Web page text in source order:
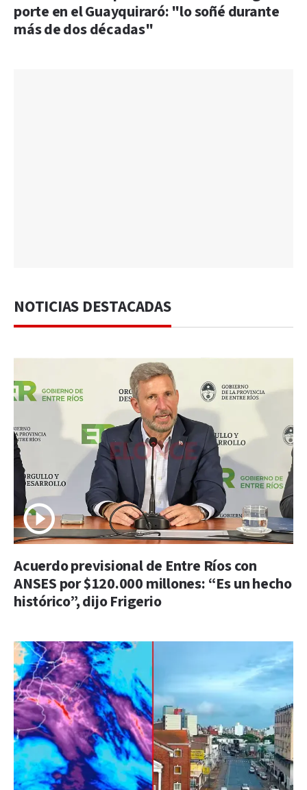
porte en el Guayquiraró: "lo soñé durante
más de dos décadas"
NOTICIAS DESTACADAS
Acuerdo previsional de Entre Ríos con
ANSES por $120.000 millones: “Es un hecho
histórico”, dijo Frigerio